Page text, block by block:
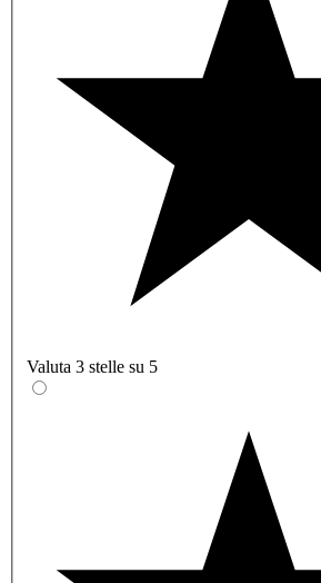
Valuta 3 stelle su 5